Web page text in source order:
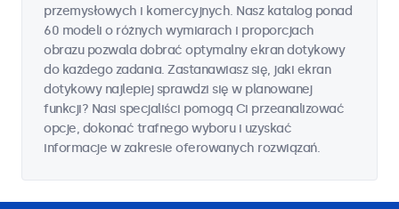
przemysłowych i komercyjnych. Nasz katalog ponad
60 modeli o różnych wymiarach i proporcjach
obrazu pozwala dobrać optymalny ekran dotykowy
do każdego zadania. Zastanawiasz się, jaki ekran
dotykowy najlepiej sprawdzi się w planowanej
funkcji? Nasi specjaliści pomogą Ci przeanalizować
opcje, dokonać trafnego wyboru i uzyskać
informacje w zakresie oferowanych rozwiązań.